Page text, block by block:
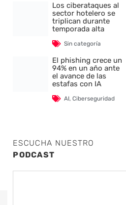
Los ciberataques al
sector hotelero se
triplican durante
temporada alta
Sin categoría
El phishing crece un
94% en un año ante
el avance de las
estafas con IA
AI,Ciberseguridad
ESCUCHA NUESTRO
PODCAST